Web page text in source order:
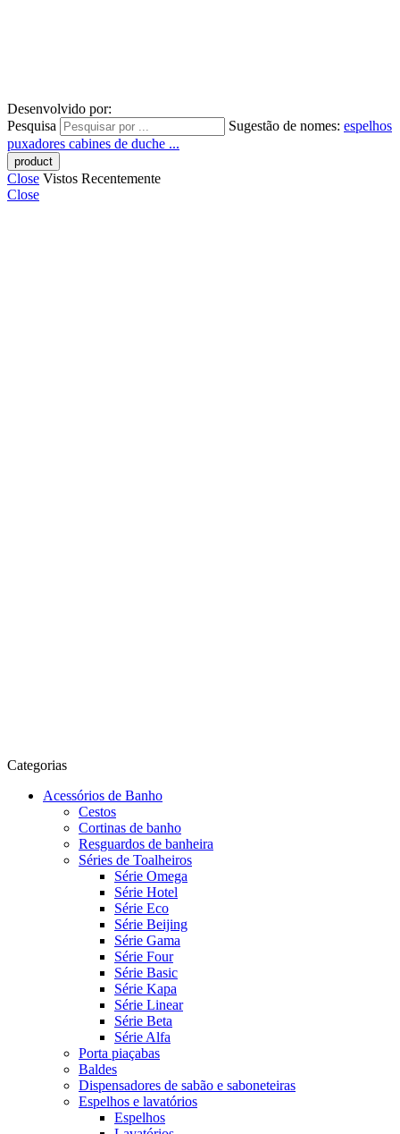
Desenvolvido por:
Pesquisa
Sugestão de nomes: espelhos
puxadores cabines de duche ...
Close Vistos Recentemente
Close
Categorias
Acessórios de Banho
Cestos
Cortinas de banho
Resguardos de banheira
Séries de Toalheiros
Série Omega
Série Hotel
Série Eco
Série Beijing
Série Gama
Série Four
Série Basic
Série Kapa
Série Linear
Série Beta
Série Alfa
Porta piaçabas
Baldes
Dispensadores de sabão e saboneteiras
Espelhos e lavatórios
Espelhos